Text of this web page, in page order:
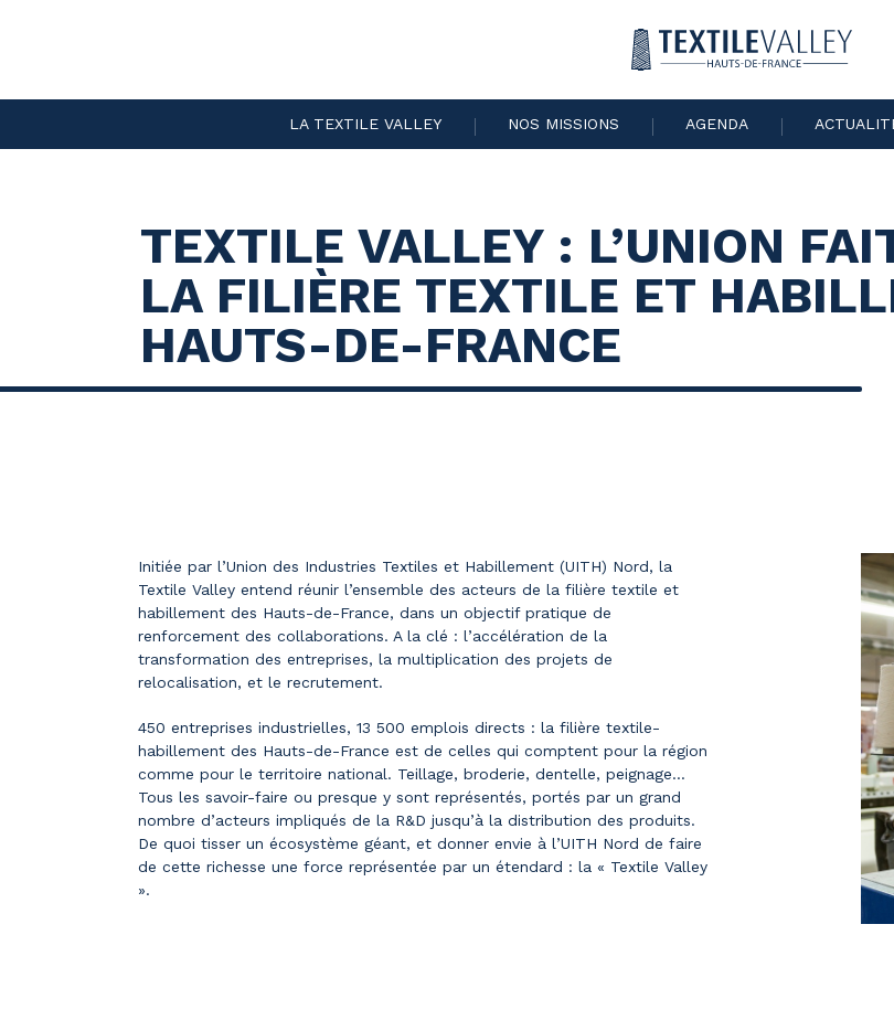
LA TEXTILE VALLEY NOS MISSIONS AGENDA
TEXTILE VALLEY : L’UNION
LA FILIÈRE TEXTILE ET
HAUTS-DE-FRANCE
Initiée par l’Union des Industries Textiles et Habillement (UITH) Nord, la
Textile Valley entend réunir l’ensemble des acteurs de la filière textile et
habillement des Hauts-de-France, dans un objectif pratique de
renforcement des collaborations. A la clé : l’accélération de la
transformation des entreprises, la multiplication des projets de
relocalisation, et le recrutement.
450 entreprises industrielles, 13 500 emplois directs : la filière textile-
habillement des Hauts-de-France est de celles qui comptent pour la région
comme pour le territoire national. Teillage, broderie, dentelle, peignage…
Tous les savoir-faire ou presque y sont représentés, portés par un grand
nombre d’acteurs impliqués de la R&D jusqu’à la distribution des produits.
De quoi tisser un écosystème géant, et donner envie à l’UITH Nord de faire
de cette richesse une force représentée par un étendard : la « Textile Valley
».